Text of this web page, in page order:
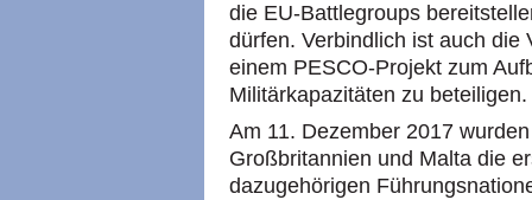
die EU-Battlegroups
dürfen. Verbindlich ist auch die
einem PESCO-Projekt zum
Militärkapazitäten zu beteiligen.
Am 11. Dezember 2017
Großbritannien und Malta die
dazugehörigen